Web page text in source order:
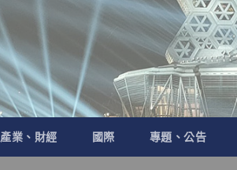
產業、財經 國際 專題、公告